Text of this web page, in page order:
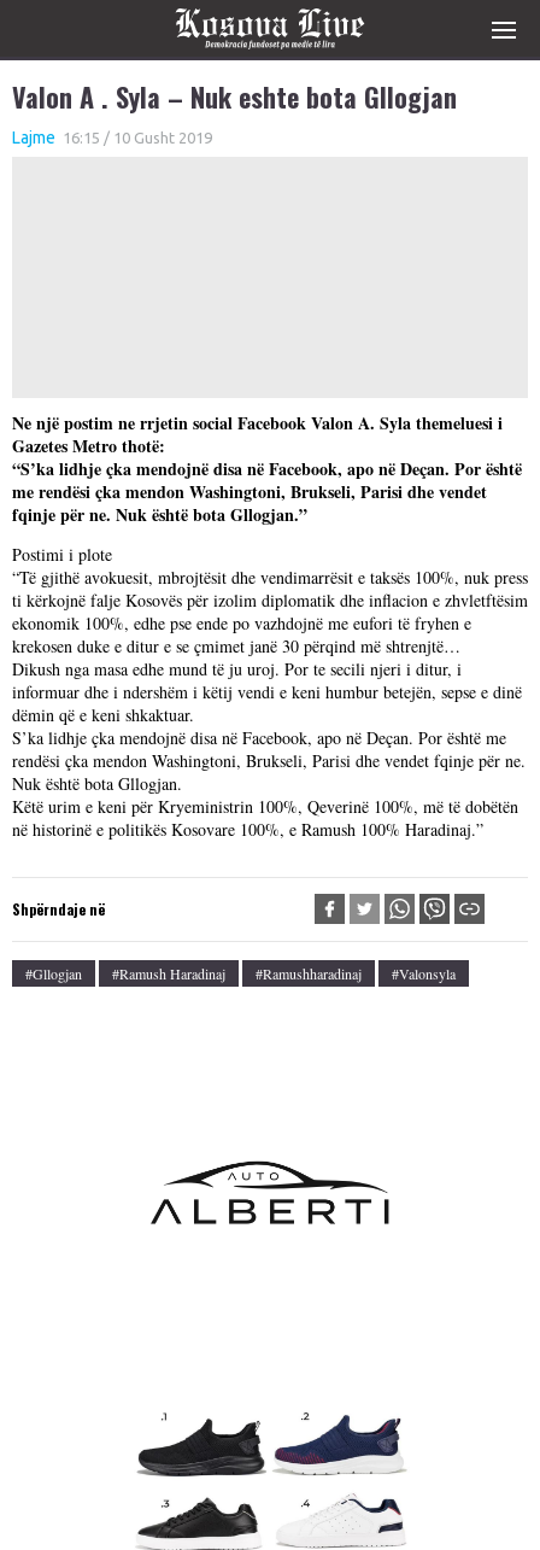
Valon A . Syla – Nuk eshte bota Gllogjan
Lajme 16:15 / 10 Gusht 2019
Ne një postim ne rrjetin social Facebook Valon A. Syla themeluesi i
Gazetes Metro thotë:
“S’ka lidhje çka mendojnë disa në Facebook, apo në Deçan. Por është
me rendësi çka mendon Washingtoni, Brukseli, Parisi dhe vendet
fqinje për ne. Nuk është bota Gllogjan.”
Postimi i plote
“Të gjithë avokuesit, mbrojtësit dhe vendimarrësit e taksës 100%, nuk press
ti kërkojnë falje Kosovës për izolim diplomatik dhe inflacion e zhvletftësim
ekonomik 100%, edhe pse ende po vazhdojnë me eufori të fryhen e
krekosen duke e ditur e se çmimet janë 30 përqind më shtrenjtë…
Dikush nga masa edhe mund të ju uroj. Por te secili njeri i ditur, i
informuar dhe i ndershëm i këtij vendi e keni humbur betejën, sepse e dinë
dëmin që e keni shkaktuar.
S’ka lidhje çka mendojnë disa në Facebook, apo në Deçan. Por është me
rendësi çka mendon Washingtoni, Brukseli, Parisi dhe vendet fqinje për ne.
Nuk është bota Gllogjan.
Këtë urim e keni për Kryeministrin 100%, Qeverinë 100%, më të dobëtën
në historinë e politikës Kosovare 100%, e Ramush 100% Haradinaj.”
Shpërndaje në
#gllogjan #Ramush Haradinaj #ramushharadinaj #valonsyla